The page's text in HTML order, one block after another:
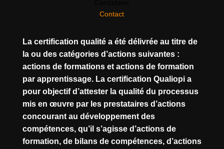
Contact
La certification qualité a été délivrée au titre de
la ou des catégories d’actions suivantes :
actions de formations et actions de formation
par apprentissage. La certification Qualiopi a
pour objectif d’attester la qualité du processus
mis en œuvre par les prestataires d’actions
concourant au développement des
compétences, qu’il s’agisse d’actions de
formation, de bilans de compétences, d’actions